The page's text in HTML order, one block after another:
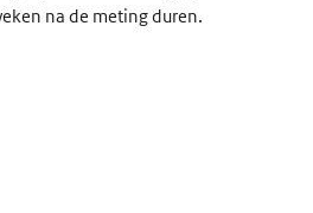
na de meting duren.